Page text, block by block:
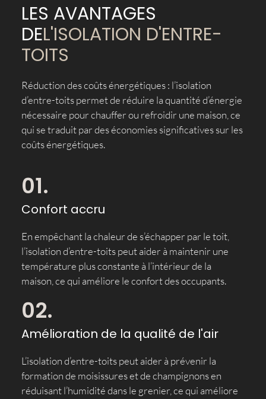
LES AVANTAGES
DEL'ISOLATION D'ENTRE-
TOITS
Réduction des coûts énergétiques : l’isolation
d’entre-toits permet de réduire la quantité d’énergie
nécessaire pour chauffer ou refroidir une maison, ce
qui se traduit par des économies significatives sur les
coûts énergétiques.
01.
Confort accru
En empêchant la chaleur de s’échapper par le toit,
l’isolation d’entre-toits peut aider à maintenir une
température plus constante à l’intérieur de la
maison, ce qui améliore le confort des occupants.
02.
Amélioration de la qualité de l'air
L’isolation d’entre-toits peut aider à prévenir la
formation de moisissures et de champignons en
réduisant l’humidité dans le grenier, ce qui améliore